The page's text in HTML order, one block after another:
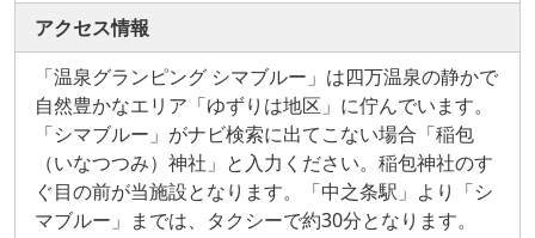
アクセス情報
「温泉グランピング シマブルー」は四万温泉の静かで
自然豊かなエリア「ゆずりは地区」に佇んでいます。
「シマブルー」がナビ検索に出てこない場合「稲包
（いなつつみ）神社」と入力ください。稲包神社のす
ぐ目の前が当施設となります。「中之条駅」より「シ
マブルー」までは、タクシーで約30分となります。